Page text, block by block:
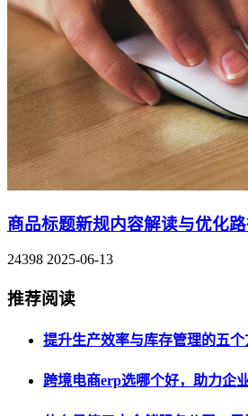
商品标题新规内容解读与优化
24398 2025-06-13
推荐阅读
提升生产效率与库存管理的五
跨境电商erp选哪个好，助力企